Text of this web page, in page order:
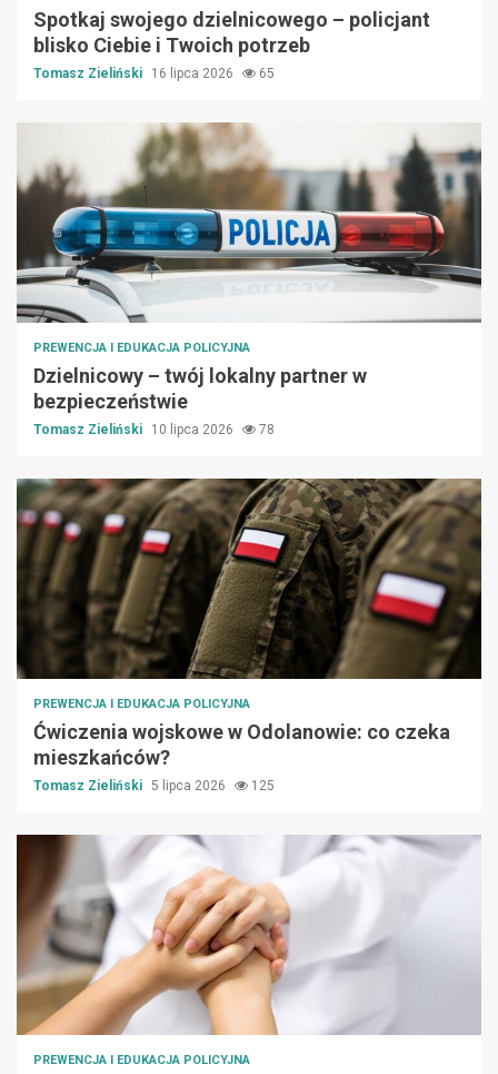
Spotkaj swojego dzielnicowego – policjant
blisko Ciebie i Twoich potrzeb
Tomasz Zieliński 16 lipca 2026 65
PREWENCJA I EDUKACJA POLICYJNA
Dzielnicowy – twój lokalny partner w
bezpieczeństwie
Tomasz Zieliński 10 lipca 2026 78
PREWENCJA I EDUKACJA POLICYJNA
Ćwiczenia wojskowe w Odolanowie: co czeka
mieszkańców?
Tomasz Zieliński 5 lipca 2026 125
PREWENCJA I EDUKACJA POLICYJNA